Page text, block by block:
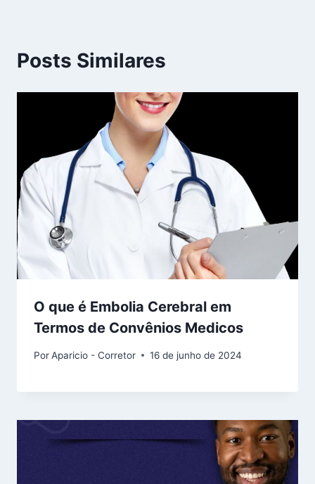
Posts Similares
O que é Embolia Cerebral em
Termos de Convênios Medicos
PorAparicio - Corretor 16 de junho de 2024